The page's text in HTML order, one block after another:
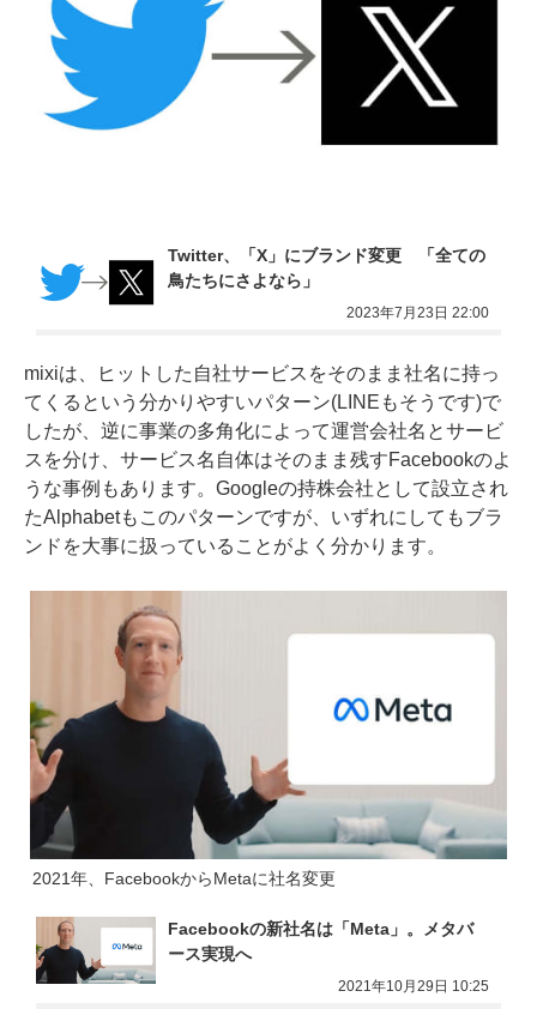
Twitter、「X」にブランド変更　「全ての
鳥たちにさよなら」
2023年7月23日 22:00
mixiは、ヒットした自社サービスをそのまま社名に持っ
てくるという分かりやすいパターン(LINEもそうです)で
したが、逆に事業の多角化によって運営会社名とサービ
スを分け、サービス名自体はそのまま残すFacebookのよ
うな事例もあります。Googleの持株会社として設立され
たAlphabetもこのパターンですが、いずれにしてもブラ
ンドを大事に扱っていることがよく分かります。
2021年、FacebookからMetaに社名変更
Facebookの新社名は「Meta」。メタバ
ース実現へ
2021年10月29日 10:25